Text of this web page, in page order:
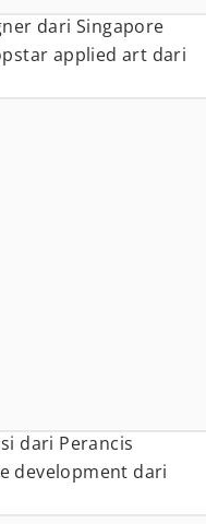
dari Singapore
applied art dari
dari Perancis
development dari